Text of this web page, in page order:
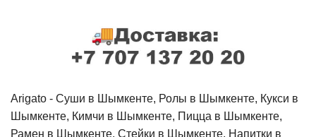
Arigato - Cуши в Шымкенте, Ролы в Шымкенте, Кукси в
Шымкенте, Кимчи в Шымкенте, Пицца в Шымкенте,
Рамен в Шымкенте, Стейки в Шымкенте, Напитки в